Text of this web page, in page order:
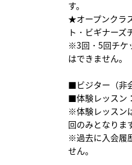
す。
★オープンクラ
ト・ビギナーズ
※3回・5回チケ
はできません。
■ビジター（非
■体験レッスン
※体験レッスン
回のみとなりま
※過去に入会履
せん。